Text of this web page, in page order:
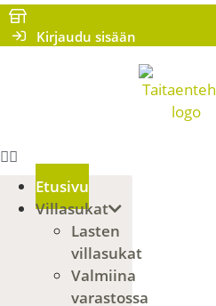
Mene
sisältöönKirjaudu sisään
Etusivu
Villasukat
Lasten
villasukat
Valmiina
varastossa